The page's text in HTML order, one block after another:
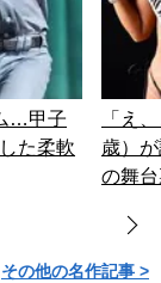
…甲子
た柔軟
「え
歳）
の舞
その他の名作記事 >